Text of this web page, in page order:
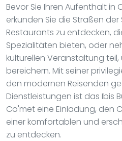
Bevor Sie Ihren Aufenthalt in
erkunden Sie die Straßen
Restaurants zu entdecken,
Spezialitäten bieten, oder
kulturellen Veranstaltung teil,
bereichern. Mit seiner
den modernen Reisenden
Dienstleistungen ist das Ibis
Co'met eine Einladung, den
einer komfortablen und
zu entdecken.